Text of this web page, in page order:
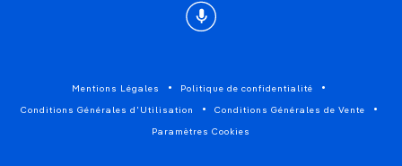
Podcast
Mentions Légales Politique de confidentialité
Conditions Générales d'Utilisation Conditions Générales de Vente
Paramètres Cookies